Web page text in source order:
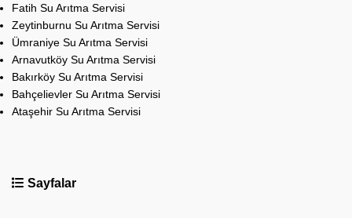
Fatih Su Arıtma Servisi
Zeytinburnu Su Arıtma Servisi
Ümraniye Su Arıtma Servisi
Arnavutköy Su Arıtma Servisi
Bakırköy Su Arıtma Servisi
Bahçelievler Su Arıtma Servisi
Ataşehir Su Arıtma Servisi
Sayfalar